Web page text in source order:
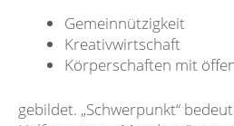
Gemeinnützigkeit
Kreativwirtschaft
Körperschaften mit
gebildet. „Schwerpunkt“